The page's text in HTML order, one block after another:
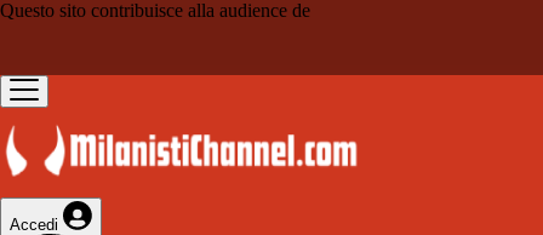
Questo sito contribuisce alla audience de
Accedi